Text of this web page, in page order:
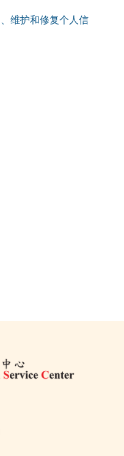
维护和修复个人信